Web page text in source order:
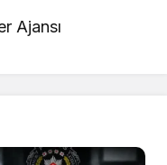
Ajansı